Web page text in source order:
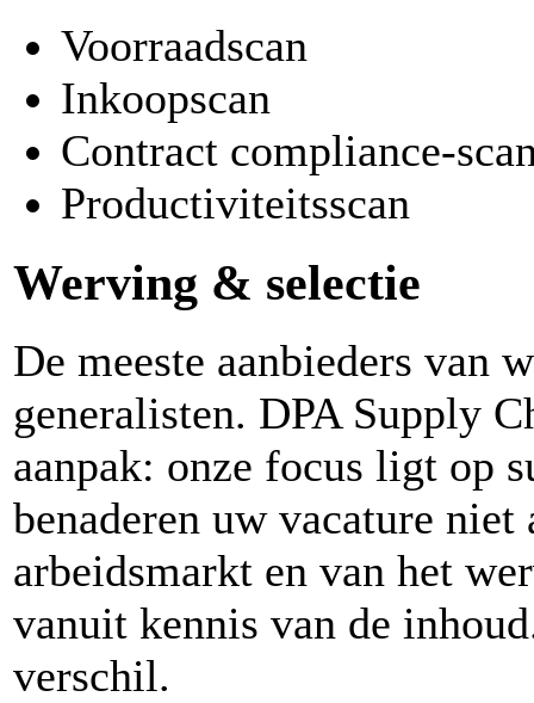
Voorraadscan
Inkoopscan
Contract compliance-
Productiviteitsscan
Werving & selectie
De meeste aanbieders van
generalisten. DPA Supply
aanpak: onze focus ligt op
benaderen uw vacature
arbeidsmarkt en van het
vanuit kennis van de
verschil.